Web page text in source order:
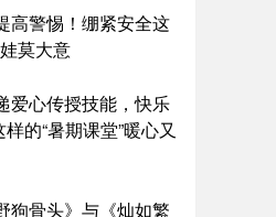
高警惕！绷紧安全这
莫大意
爱心传授技能，快乐
的“暑期课堂”暖心又
狗骨头》与《灿如繁